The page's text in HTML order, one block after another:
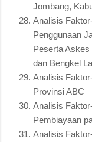
Jombang,
Analisis
Penggunaan
Peserta
dan Bengkel
Analisis
Provinsi ABC
Analisis
Pembiayaan
Analisis